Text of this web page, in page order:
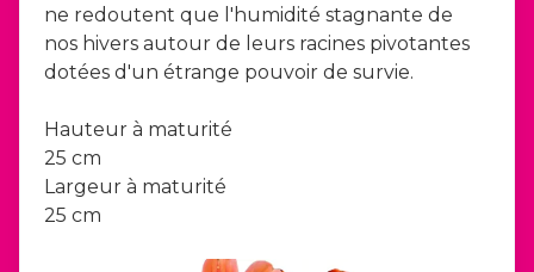
ne redoutent que l'humidité stagnante de
nos hivers autour de leurs racines pivotantes
dotées d'un étrange pouvoir de survie.
Hauteur à maturité
25 cm
Largeur à maturité
25 cm